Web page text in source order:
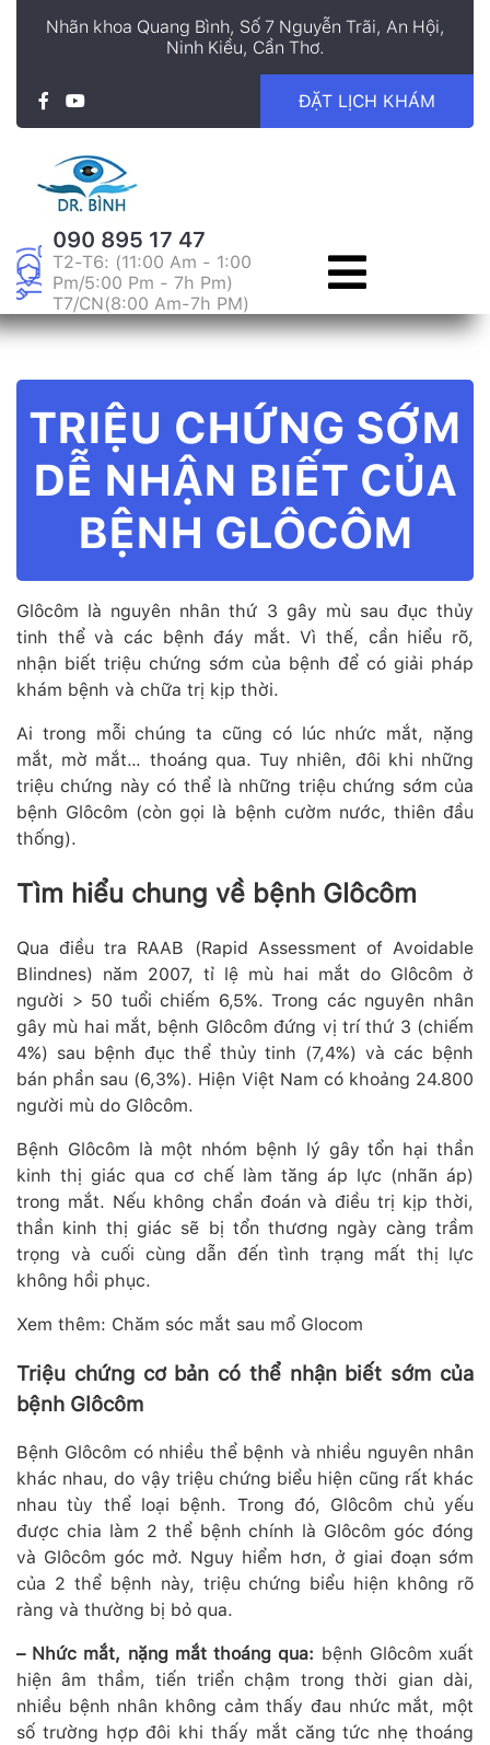
Nhãn khoa Quang Bình, Số 7 Nguyễn Trãi, An Hội,
Ninh Kiều, Cần Thơ.
ĐẶT LỊCH KHÁM
090 895 17 47
T2-T6: (11:00 Am - 1:00
Pm/5:00 Pm - 7h Pm)
T7/CN(8:00 Am-7h PM)
TRIỆU CHỨNG SỚM
DỄ NHẬN BIẾT CỦA
BỆNH GLÔCÔM
Glôcôm là nguyên nhân thứ 3 gây mù sau đục thủy
tinh thể và các bệnh đáy mắt. Vì thế, cần hiểu rõ,
nhận biết triệu chứng sớm của bệnh để có giải pháp
khám bệnh và chữa trị kịp thời.
Ai trong mỗi chúng ta cũng có lúc nhức mắt, nặng
mắt, mờ mắt… thoáng qua. Tuy nhiên, đôi khi những
triệu chứng này có thể là những triệu chứng sớm của
bệnh Glôcôm (còn gọi là bệnh cườm nước, thiên đầu
thống).
Tìm hiểu chung về bệnh Glôcôm
Qua điều tra RAAB (Rapid Assessment of Avoidable
Blindnes) năm 2007, tỉ lệ mù hai mắt do Glôcôm ở
người > 50 tuổi chiếm 6,5%. Trong các nguyên nhân
gây mù hai mắt, bệnh Glôcôm đứng vị trí thứ 3 (chiếm
4%) sau bệnh đục thể thủy tinh (7,4%) và các bệnh
bán phần sau (6,3%). Hiện Việt Nam có khoảng 24.800
người mù do Glôcôm.
Bệnh Glôcôm là một nhóm bệnh lý gây tổn hại thần
kinh thị giác qua cơ chế làm tăng áp lực (nhãn áp)
trong mắt. Nếu không chẩn đoán và điều trị kịp thời,
thần kinh thị giác sẽ bị tổn thương ngày càng trầm
trọng và cuối cùng dẫn đến tình trạng mất thị lực
không hồi phục.
Xem thêm: Chăm sóc mắt sau mổ Glocom
Triệu chứng cơ bản có thể nhận biết sớm của
bệnh Glôcôm
Bệnh Glôcôm có nhiều thể bệnh và nhiều nguyên nhân
khác nhau, do vậy triệu chứng biểu hiện cũng rất khác
nhau tùy thể loại bệnh. Trong đó, Glôcôm chủ yếu
được chia làm 2 thể bệnh chính là Glôcôm góc đóng
và Glôcôm góc mở. Nguy hiểm hơn, ở giai đoạn sớm
của 2 thể bệnh này, triệu chứng biểu hiện không rõ
ràng và thường bị bỏ qua.
– Nhức mắt, nặng mắt thoáng qua: bệnh Glôcôm xuất
hiện âm thầm, tiến triển chậm trong thời gian dài,
nhiều bệnh nhân không cảm thấy đau nhức mắt, một
số trường hợp đôi khi thấy mắt căng tức nhẹ thoáng